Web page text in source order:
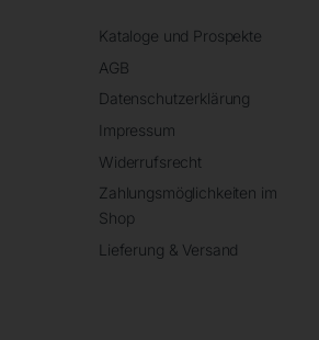
Kataloge und Prospekte
AGB
Datenschutzerklärung
Impressum
Widerrufsrecht
Zahlungsmöglichkeiten im
Shop
Lieferung & Versand